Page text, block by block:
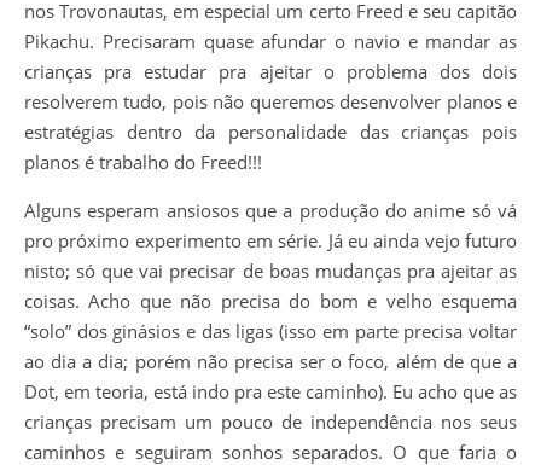
nos Trovonautas, em especial um certo Freed e seu capitão
Pikachu. Precisaram quase afundar o navio e mandar as
crianças pra estudar pra ajeitar o problema dos dois
resolverem tudo, pois não queremos desenvolver planos e
estratégias dentro da personalidade das crianças pois
planos é trabalho do Freed!!!
Alguns esperam ansiosos que a produção do anime só vá
pro próximo experimento em série. Já eu ainda vejo futuro
nisto; só que vai precisar de boas mudanças pra ajeitar as
coisas. Acho que não precisa do bom e velho esquema
“solo” dos ginásios e das ligas (isso em parte precisa voltar
ao dia a dia; porém não precisa ser o foco, além de que a
Dot, em teoria, está indo pra este caminho). Eu acho que as
crianças precisam um pouco de independência nos seus
caminhos e seguiram sonhos separados. O que faria o